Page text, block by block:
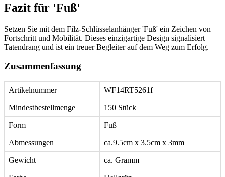
Fazit für 'Fuß'
Setzen Sie mit dem Filz-Schlüsselanhänger 'Fuß' ein Zeichen von
Fortschritt und Mobilität. Dieses einzigartige Design signalisiert
Tatendrang und ist ein treuer Begleiter auf dem Weg zum Erfolg.
Zusammenfassung
Artikelnummer WF14RT5261f
Mindestbestellmenge 150 Stück
Form Fuß
Abmessungen ca.9.5cm x 3.5cm x 3mm
Gewicht ca. Gramm